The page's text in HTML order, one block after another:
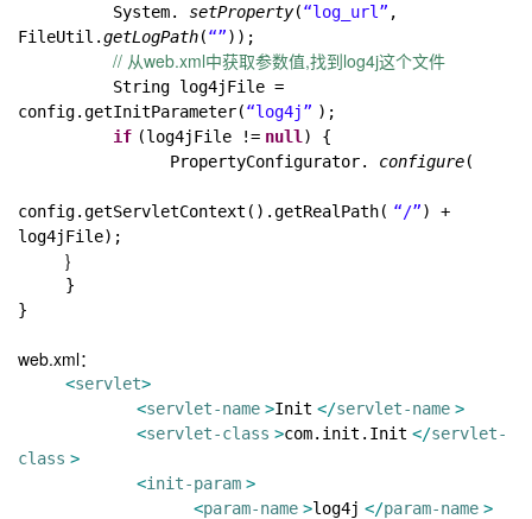
System. setProperty(“log_url” ,
FileUtil.getLogPath(“”));
// 从web.xml中获取参数值,找到log4j这个文件
String log4jFile =
config.getInitParameter(“log4j” );
if (log4jFile != null ) {
PropertyConfigurator. configure(
config.getServletContext().getRealPath( “/”) +
log4jFile);
}
}
}
web.xml：
<servlet>
<servlet-name >Init </servlet-name >
<servlet-class >com.init.Init </servlet-
class >
<init-param >
<param-name >log4j </param-name >